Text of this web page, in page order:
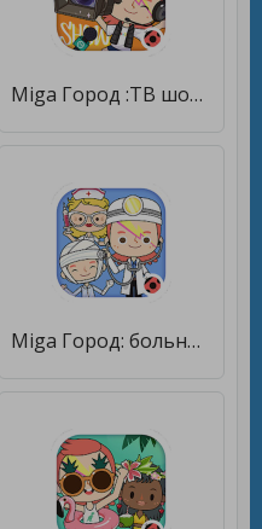
Miga Город :ТВ шоу [Unlocked]
Miga Город: больница [Без рекламы]